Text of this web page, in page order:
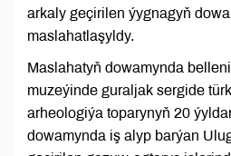
arkaly geçirilen ýygnagyň
maslahatlaşyldy.
Maslahatyň dowamynda
muzeýinde guraljak sergide
arheologiýa toparynyň 20
dowamynda iş alyp barýan